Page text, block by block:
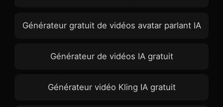
Générateur gratuit de vidéos avatar parlant IA
Générateur de vidéos IA gratuit
Générateur vidéo Kling IA gratuit